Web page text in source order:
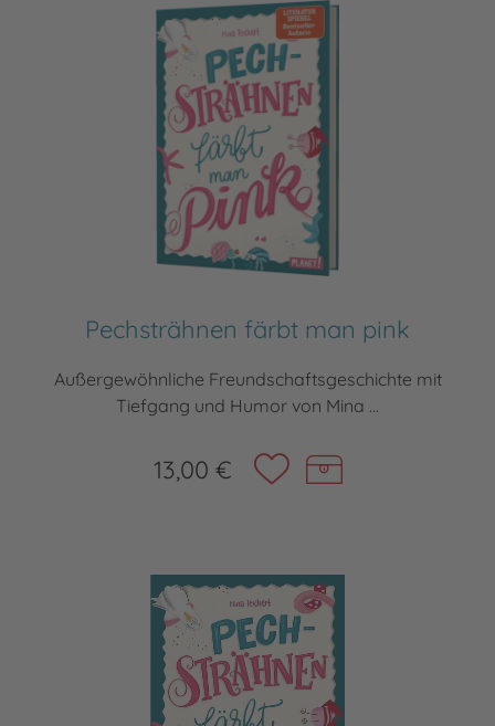
Pechsträhnen färbt man pink
Außergewöhnliche Freundschaftsgeschichte mit
Tiefgang und Humor von Mina ...
13,00 €